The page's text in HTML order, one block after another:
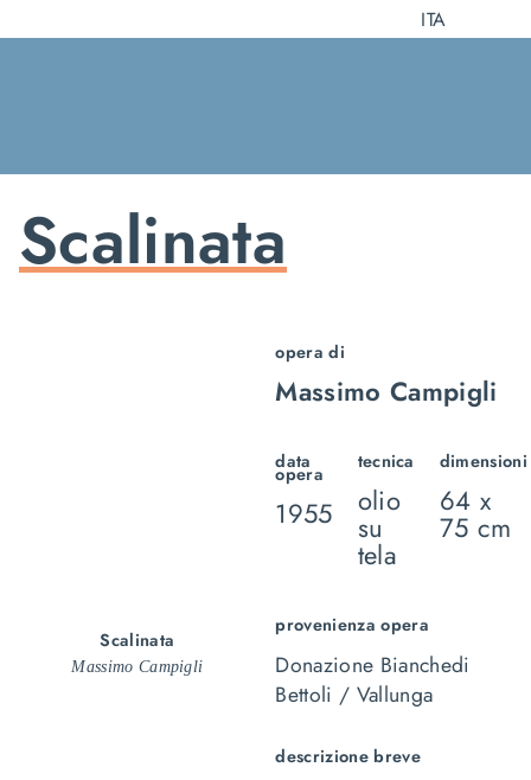
al
ITA
Scalinata
Scalinata
Massimo Campigli
opera di
Massimo Campigli
data
opera
1955
tecnica
olio
su
tela
dimensioni
64 x
75 cm
provenienza opera
Donazione Bianchedi
Bettoli / Vallunga
descrizione breve